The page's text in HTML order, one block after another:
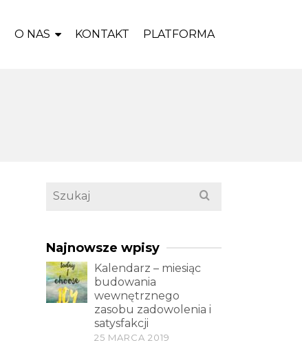
O NAS KONTAKT PLATFORMA
Search
Najnowsze wpisy
Kalendarz – miesiąc
budowania
wewnętrznego
zasobu zadowolenia i
satysfakcji
25 MARCA 2019